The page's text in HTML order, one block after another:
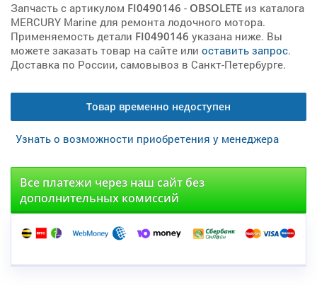
Запчасть с артикулом FI0490146 - OBSOLETE из каталога
MERCURY Marine для ремонта лодочного мотора.
Применяемость детали FI0490146 указана ниже. Вы
можете заказать товар на сайте или оставить запрос.
Доставка по России, самовывоз в Санкт-Петербурге.
Товар временно недоступен
Узнать о возможности приобретения у менеджера
Все платежи через наш сайт без
дополнительных комиссий